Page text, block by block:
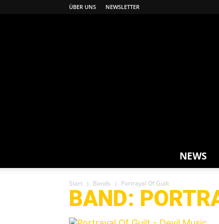
ÜBER UNS NEWSLETTER
NEWS
Start Bands Portrayal Of Guilt
BAND: